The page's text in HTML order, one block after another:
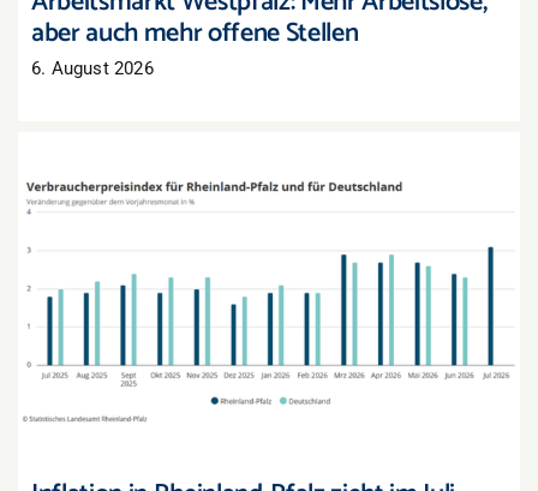
aber auch mehr offene Stellen
6. August 2026
Inflation in Rheinland-Pfalz zieht im Juli deutlich